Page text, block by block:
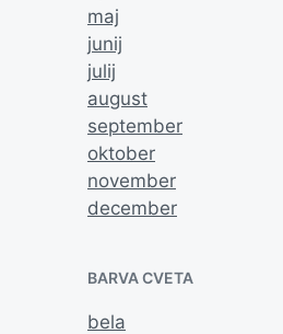
maj
junij
julij
august
september
oktober
november
december
BARVA CVETA
bela